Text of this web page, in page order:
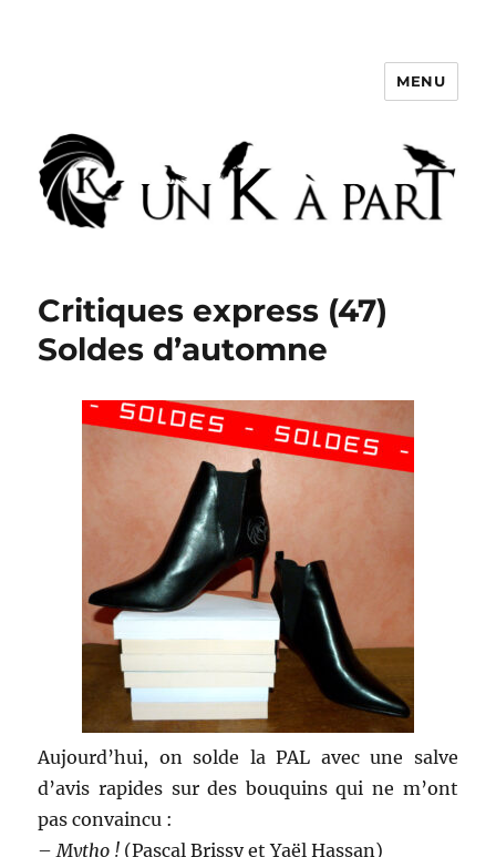
MENU
Critiques express (47)
Soldes d’automne
Aujourd’hui, on solde la PAL avec une salve
d’avis rapides sur des bouquins qui ne m’ont
pas convaincu :
–Mytho ! (Pascal Brissy et Yaël Hassan)